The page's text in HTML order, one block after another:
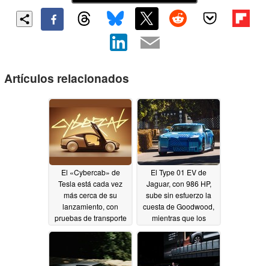
Artículos relacionados
El «Cybercab» de
Tesla está cada vez
más cerca de su
lanzamiento, con
pruebas de transporte
Gigafábrica de Texas y
más de 100 robotaxis
listos para entrar en
El Type 01 EV de
Jaguar, con 986 HP,
sube sin esfuerzo la
cuesta de Goodwood,
mientras que los
califican de «nevera
rápida».07/14/2026